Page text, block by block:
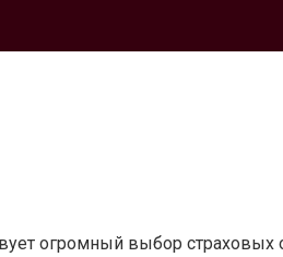
огромный выбор страховых